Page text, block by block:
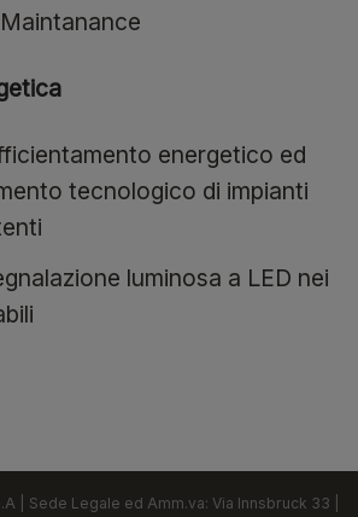
energetico ed
tecnologico di impianti
luminosa a LED nei
| Sede Legale ed Amm.va: Via Innsbruck 33 |